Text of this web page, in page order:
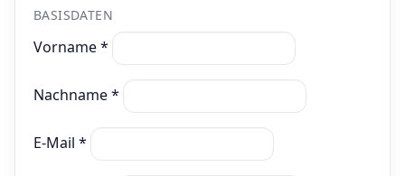
BASISDATEN
Vorname *
Nachname *
E-Mail *